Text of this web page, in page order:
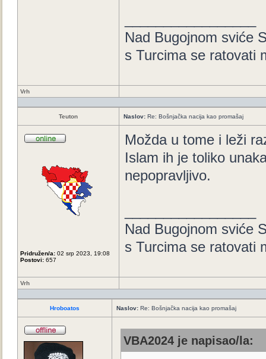
Nad Bugojnom sviće
s Turcima se ratovati
Vrh
Teuton Naslov: Re: Bošnjačka nacija kao promašaj
Pridružen/a: 02 srp 2023, 19:08
Postovi: 657
Možda u tome i leži
Islam ih je toliko
nepopravljivo.
Nad Bugojnom sviće
s Turcima se ratovati
Vrh
Hroboatos Naslov: Re: Bošnjačka nacija kao promašaj
VBA2024 je napisao/la: